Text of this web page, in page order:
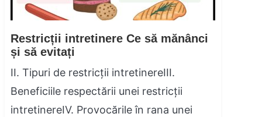
Restricții intretinere Ce să mănânci
și să evitați
II. Tipuri de restricții intretinereIII.
Beneficiile respectării unei restricții
intretinereIV. Provocările în rana unei